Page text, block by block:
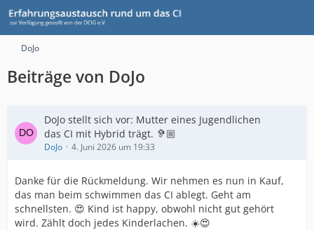
DoJo
Beiträge von DoJo
DoJo stellt sich vor: Mutter eines Jugendlichen
das CI mit Hybrid trägt. 🦻🏼
DoJo 4. Juni 2026 um 19:33
Danke für die Rückmeldung. Wir nehmen es nun in Kauf,
das man beim schwimmen das CI ablegt. Geht am
schnellsten. 😍 Kind ist happy, obwohl nicht gut gehört
wird. Zählt doch jedes Kinderlachen. ☀️😍